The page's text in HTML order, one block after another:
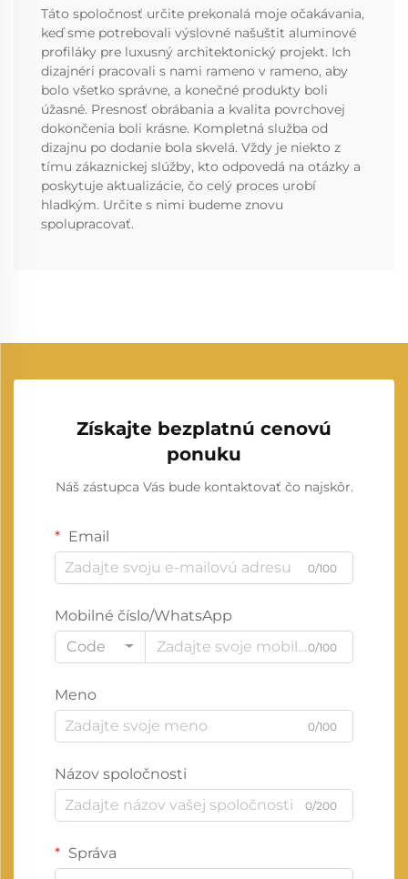
Táto spoločnosť určite prekonalá moje očakávania,
keď sme potrebovali výslovné našuštit aluminové
profiláky pre luxusný architektonický projekt. Ich
dizajnéri pracovali s nami rameno v rameno, aby
bolo všetko správne, a konečné produkty boli
úžasné. Presnosť obrábania a kvalita povrchovej
dokončenia boli krásne. Kompletná služba od
dizajnu po dodanie bola skvelá. Vždy je niekto z
tímu zákaznickej slúžby, kto odpovedá na otázky a
poskytuje aktualizácie, čo celý proces urobí
hladkým. Určite s nimi budeme znovu
spolupracovať.
Získajte bezplatnú cenovú
ponuku
Náš zástupca Vás bude kontaktovať čo najskôr.
Email
0/100
Mobilné číslo/WhatsApp
Code
0/100
Meno
0/100
Názov spoločnosti
0/200
Správa